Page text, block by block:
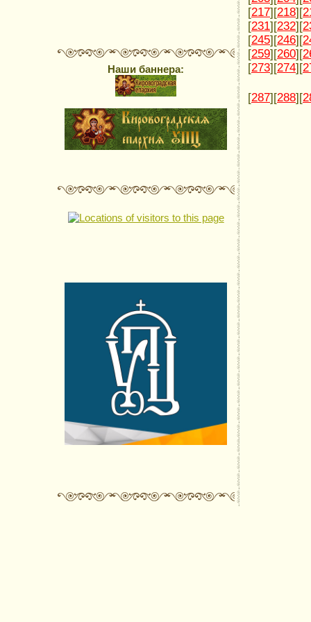
Наши баннера:
[217][218][
[231][232][
[245][246][
[259][260][
[273][274][
[287][288][